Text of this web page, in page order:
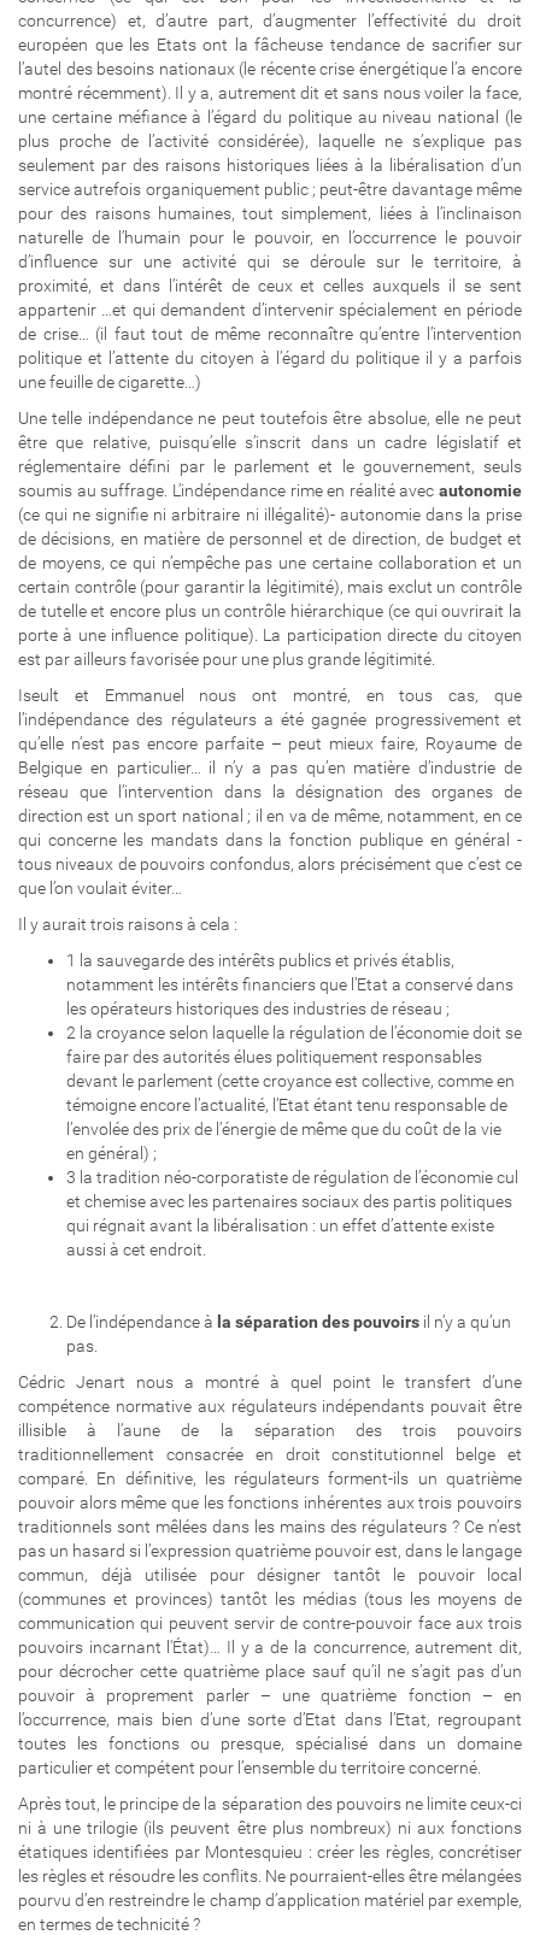
concurrence) et, d’autre part, d’augmenter l’effectivité du droit
européen que les Etats ont la fâcheuse tendance de sacrifier sur
l’autel des besoins nationaux (le récente crise énergétique l’a encore
montré récemment). Il y a, autrement dit et sans nous voiler la face,
une certaine méfiance à l’égard du politique au niveau national (le
plus proche de l’activité considérée), laquelle ne s’explique pas
seulement par des raisons historiques liées à la libéralisation d’un
service autrefois organiquement public ; peut-être davantage même
pour des raisons humaines, tout simplement, liées à l’inclinaison
naturelle de l’humain pour le pouvoir, en l’occurrence le pouvoir
d’influence sur une activité qui se déroule sur le territoire, à
proximité, et dans l’intérêt de ceux et celles auxquels il se sent
appartenir …et qui demandent d’intervenir spécialement en période
de crise… (il faut tout de même reconnaître qu’entre l’intervention
politique et l’attente du citoyen à l’égard du politique il y a parfois
une feuille de cigarette…)
Une telle indépendance ne peut toutefois être absolue, elle ne peut
être que relative, puisqu’elle s’inscrit dans un cadre législatif et
réglementaire défini par le parlement et le gouvernement, seuls
soumis au suffrage. L’indépendance rime en réalité avec autonomie
(ce qui ne signifie ni arbitraire ni illégalité)- autonomie dans la prise
de décisions, en matière de personnel et de direction, de budget et
de moyens, ce qui n’empêche pas une certaine collaboration et un
certain contrôle (pour garantir la légitimité), mais exclut un contrôle
de tutelle et encore plus un contrôle hiérarchique (ce qui ouvrirait la
porte à une influence politique). La participation directe du citoyen
est par ailleurs favorisée pour une plus grande légitimité.
Iseult et Emmanuel nous ont montré, en tous cas, que
l’indépendance des régulateurs a été gagnée progressivement et
qu’elle n’est pas encore parfaite – peut mieux faire, Royaume de
Belgique en particulier… il n’y a pas qu’en matière d’industrie de
réseau que l’intervention dans la désignation des organes de
direction est un sport national ; il en va de même, notamment, en ce
qui concerne les mandats dans la fonction publique en général -
tous niveaux de pouvoirs confondus, alors précisément que c’est ce
que l’on voulait éviter…
Il y aurait trois raisons à cela :
1 la sauvegarde des intérêts publics et privés établis,
notamment les intérêts financiers que l’Etat a conservé dans
les opérateurs historiques des industries de réseau ;
2 la croyance selon laquelle la régulation de l’économie doit se
faire par des autorités élues politiquement responsables
devant le parlement (cette croyance est collective, comme en
témoigne encore l’actualité, l’Etat étant tenu responsable de
l’envolée des prix de l’énergie de même que du coût de la vie
en général) ;
3 la tradition néo-corporatiste de régulation de l’économie cul
et chemise avec les partenaires sociaux des partis politiques
qui régnait avant la libéralisation : un effet d’attente existe
aussi à cet endroit.
De l’indépendance à la séparation des pouvoirs il n’y a qu’un
pas.
Cédric Jenart nous a montré à quel point le transfert d’une
compétence normative aux régulateurs indépendants pouvait être
illisible à l’aune de la séparation des trois pouvoirs
traditionnellement consacrée en droit constitutionnel belge et
comparé. En définitive, les régulateurs forment-ils un quatrième
pouvoir alors même que les fonctions inhérentes aux trois pouvoirs
traditionnels sont mêlées dans les mains des régulateurs ? Ce n’est
pas un hasard si l’expression quatrième pouvoir est, dans le langage
commun, déjà utilisée pour désigner tantôt le pouvoir local
(communes et provinces) tantôt les médias (tous les moyens de
communication qui peuvent servir de contre-pouvoir face aux trois
pouvoirs incarnant l'État)… Il y a de la concurrence, autrement dit,
pour décrocher cette quatrième place sauf qu’il ne s’agit pas d’un
pouvoir à proprement parler – une quatrième fonction – en
l’occurrence, mais bien d’une sorte d’Etat dans l’Etat, regroupant
toutes les fonctions ou presque, spécialisé dans un domaine
particulier et compétent pour l’ensemble du territoire concerné.
Après tout, le principe de la séparation des pouvoirs ne limite ceux-ci
ni à une trilogie (ils peuvent être plus nombreux) ni aux fonctions
étatiques identifiées par Montesquieu : créer les règles, concrétiser
les règles et résoudre les conflits. Ne pourraient-elles être mélangées
pourvu d’en restreindre le champ d’application matériel par exemple,
en termes de technicité ?